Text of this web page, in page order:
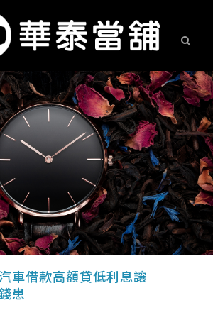
車借款高額貸低利息讓
患